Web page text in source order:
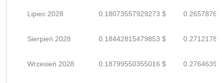
Lipiec 2028 0.18073557929273 $
Sierpień 2028 0.18442815479853 $
Wrzesień 2028 0.18799550355016 $